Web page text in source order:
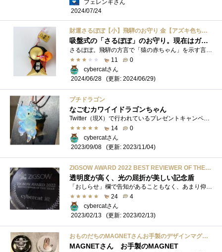
フェレンギさん
2024/07/24
財運さるぼぼ【小】飛騨のお守り 金【アズキ色ちゃんちゃんこ】 小9.5cm
吸盤式の「さるぼぼ」のお守り。現在はガラス扉の開閉状態を遠目で確認するための貼り付きがお役目？
さるぼぼ。飛騨の方言で「猿の赤ちゃん」を示す言葉だが、今は岐阜県の飛騨地方で造られている顔のない猿の赤ちゃんのような形のお守りを指�...
11
0
cybercatさん
2024/06/28
(更新: 2024/06/29)
プチドラゴン
なごむカワイイドラゴンちゃん
Twitter（現X）で行われているプレゼントキャンペーン、実用的なものから消耗品、キャラクターアイテムなど、今まで何度かあたっているのだけれ...
14
0
cybercatさん
2023/09/08
(更新: 2023/11/04)
ZIGSOW AWARD 2022 BEST REVIEWER OF THE YEAR 記念盾
透明度が高く、光の屈折が美しい記念盾
24
4
cybercatさん
2023/02/13
(更新: 2023/02/13)
おものだちのMAGNETさんお手製のデザインマグネット
MAGNETさん お手製のMAGNET